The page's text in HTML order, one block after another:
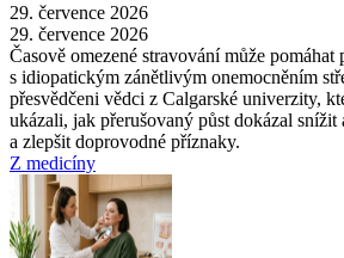
29. července 2026
29. července 2026
Časově omezené stravování může pomáhat
s idiopatickým zánětlivým onemocněním
přesvědčeni vědci z Calgarské univerzity,
ukázali, jak přerušovaný půst dokázal
a zlepšit doprovodné příznaky.
Z medicíny